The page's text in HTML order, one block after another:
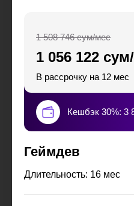
1 056 122
1 508 746 сум/мес
В рассрочку на 12 мес
Кешбэк 30%: 3
Геймдев
Длительность: 16 мес